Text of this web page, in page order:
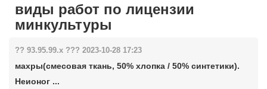
виды работ по лицензии
минкультуры
?? 93.95.99.x ??? 2023-10-28 17:23
махры(смесовая ткань, 50% хлопка / 50% синтетики).
Неионог ...